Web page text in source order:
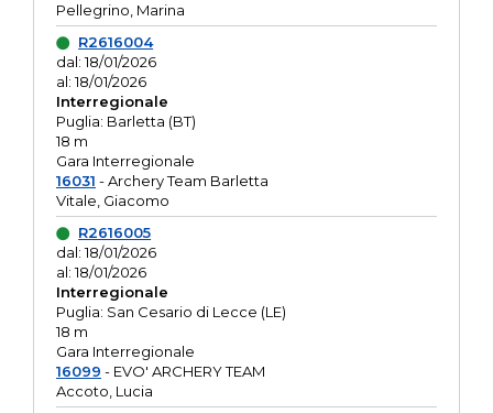
Pellegrino, Marina
R2616004
dal: 18/01/2026
al: 18/01/2026
Interregionale
Puglia: Barletta (BT)
18 m
Gara Interregionale
16031 - Archery Team Barletta
Vitale, Giacomo
R2616005
dal: 18/01/2026
al: 18/01/2026
Interregionale
Puglia: San Cesario di Lecce (LE)
18 m
Gara Interregionale
16099 - EVO' ARCHERY TEAM
Accoto, Lucia